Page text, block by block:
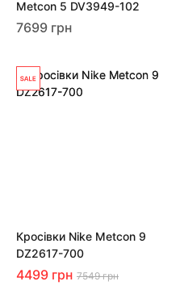
Metcon 5 DV3949-102
7699 грн
Кросівки Nike Metcon 9
DZ2617-700
4499 грн 7549 грн